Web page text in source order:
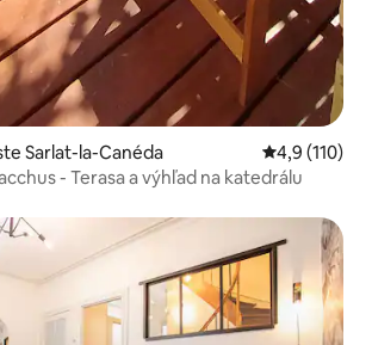
Sarlat-la-Canéda Priemerné
4,9 (110)
- Terasa a výhľad na katedrálu